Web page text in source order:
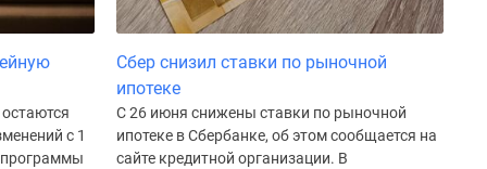
с 1
Сбер снизил ставки по рыночной
ипотеке
С 26 июня снижены ставки по рыночной
ипотеке в Сбербанке, об этом сообщается на
сайте кредитной организации. В